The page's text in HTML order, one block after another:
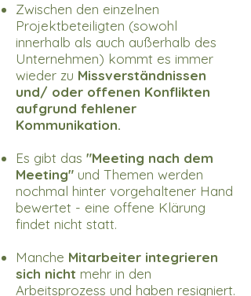
Zwischen den einzelnen
Projektbeteiligten (sowohl
innerhalb als auch außerhalb des
Unternehmen) kommt es immer
wieder zu Missverständnissen
und/ oder offenen Konflikten
aufgrund fehlener
Kommunikation.
Es gibt das "Meeting nach dem
Meeting" und Themen werden
nochmal hinter vorgehaltener Hand
bewertet - eine offene Klärung
findet nicht statt.
Manche Mitarbeiter integrieren
sich nicht mehr in den
Arbeitsprozess und haben resigniert.